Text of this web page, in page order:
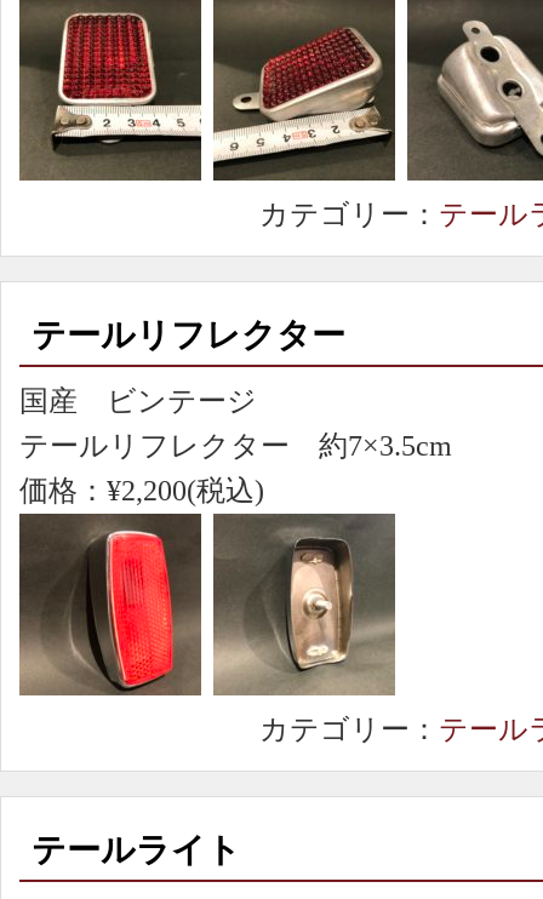
カテゴリー： テール
テールリフレクター
国産 ビンテージ
テールリフレクター 約7×3.5cm
価格：¥2,200(税込)
カテゴリー： テール
テールライト